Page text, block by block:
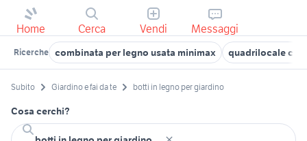
Home Cerca Vendi Messaggi
Ricerche combinata per legno usata minimax quadrilocale
Subito Giardino e fai da te botti in legno per giardino
Cosa cerchi?